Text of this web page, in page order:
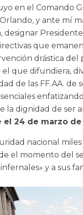
en el Comando
y ante mí
designar
que
drástica del
que difundiera,
de las FF.AA.
la dignidad de ser
24 de marzo de
nacional
el momento del
y a sus